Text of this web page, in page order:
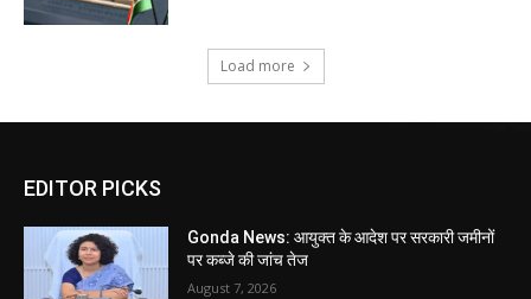
Load more
EDITOR PICKS
Gonda News: आयुक्त के आदेश पर सरकारी जमीनों
पर कब्जे की जांच तेज
August 7, 2026